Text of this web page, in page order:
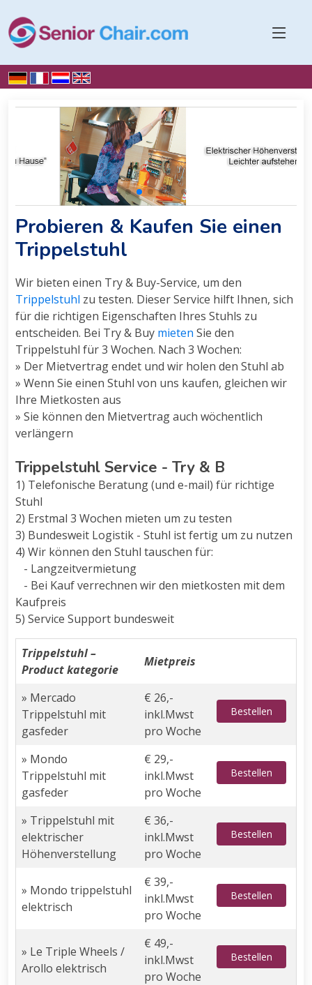
Probieren & Kaufen Sie einen
Trippelstuhl
Wir bieten einen Try & Buy-Service, um den
Trippelstuhl zu testen. Dieser Service hilft Ihnen, sich
für die richtigen Eigenschaften Ihres Stuhls zu
entscheiden. Bei Try & Buy mieten Sie den
Trippelstuhl für 3 Wochen. Nach 3 Wochen:
» Der Mietvertrag endet und wir holen den Stuhl ab
» Wenn Sie einen Stuhl von uns kaufen, gleichen wir
Ihre Mietkosten aus
» Sie können den Mietvertrag auch wöchentlich
verlängern
Trippelstuhl Service - Try & B
1) Telefonische Beratung (und e-mail) für richtige
Stuhl
2) Erstmal 3 Wochen mieten um zu testen
3) Bundesweit Logistik - Stuhl ist fertig um zu nutzen
4) Wir können den Stuhl tauschen für:
- Langzeitvermietung
- Bei Kauf verrechnen wir den mietkosten mit dem
Kaufpreis
5) Service Support bundesweit
Trippelstuhl –
Product kategorie
Mietpreis
» Mercado
Trippelstuhl mit
gasfeder
€ 26,-
inkl.Mwst
pro Woche
Bestellen
» Mondo
Trippelstuhl mit
gasfeder
€ 29,-
inkl.Mwst
pro Woche
Bestellen
» Trippelstuhl mit
elektrischer
Höhenverstellung
€ 36,-
inkl.Mwst
pro Woche
Bestellen
» Mondo trippelstuhl
elektrisch
€ 39,-
inkl.Mwst
pro Woche
Bestellen
» Le Triple Wheels /
Arollo elektrisch
€ 49,-
inkl.Mwst
pro Woche
Bestellen